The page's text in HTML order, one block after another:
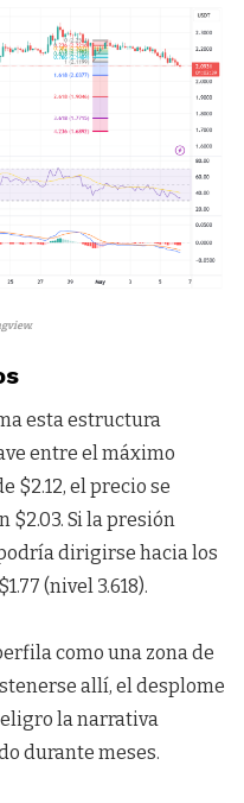
esta estructura
entre el máximo
$2.12, el precio se
$2.03. Si la presión
dirigirse hacia los
(nivel 3.618).
como una zona de
allí, el desplome
la narrativa
durante meses.